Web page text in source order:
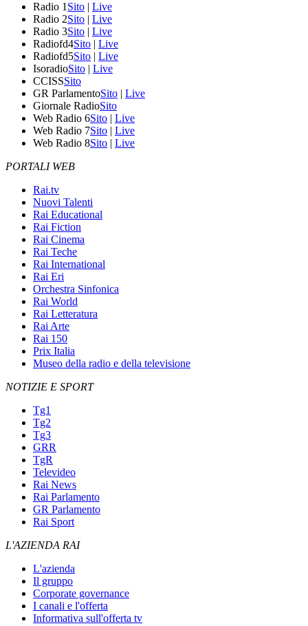
Radio 1 Sito | Live
Radio 2Sito | Live
Radio 3Sito | Live
Radiofd4Sito | Live
Radiofd5Sito | Live
IsoradioSito | Live
CCISSSito
GR ParlamentoSito | Live
Giornale RadioSito
Web Radio 6Sito | Live
Web Radio 7Sito | Live
Web Radio 8Sito | Live
PORTALI WEB
Rai.tv
Nuovi Talenti
Rai Educational
Rai Fiction
Rai Cinema
Rai Teche
Rai International
Rai Eri
Orchestra Sinfonica
Rai World
Rai Letteratura
Rai Arte
Rai 150
Prix Italia
Museo della radio e della televisione
NOTIZIE E SPORT
Tg1
Tg2
Tg3
GRR
TgR
Televideo
Rai News
Rai Parlamento
GR Parlamento
Rai Sport
L'AZIENDA RAI
L'azienda
Il gruppo
Corporate governance
I canali e l'offerta
Informativa sull'offerta tv